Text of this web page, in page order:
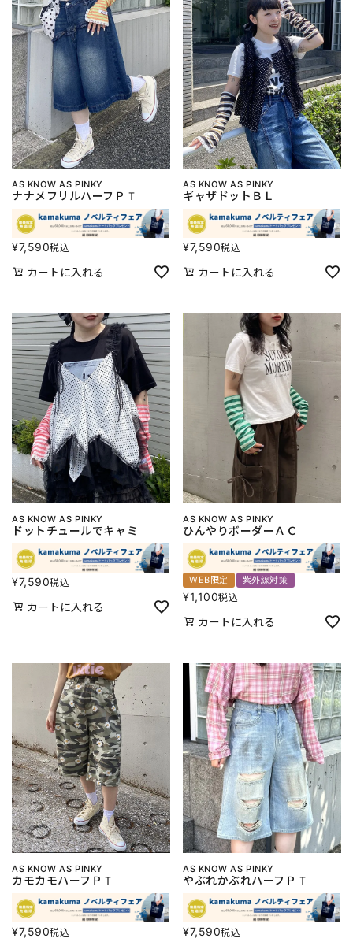
AS KNOW AS PINKY
ナナメフリルハーフＰＴ
¥7,590税込
カートに入れる
AS KNOW AS PINKY
ギャザドットＢＬ
¥7,590税込
カートに入れる
AS KNOW AS PINKY
ドットチュールでキャミ
¥7,590税込
カートに入れる
AS KNOW AS PINKY
ひんやりボーダーＡＣ
WEB限定 紫外線対策
¥1,100税込
カートに入れる
AS KNOW AS PINKY
カモカモハーフＰＴ
¥7,590税込
AS KNOW AS PINKY
やぶれかぶれハーフＰＴ
¥7,590税込